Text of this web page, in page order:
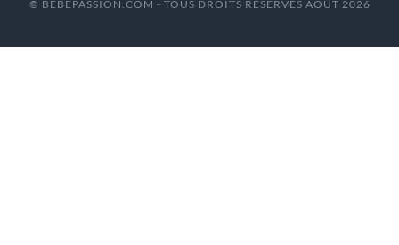
© BEBEPASSION.COM - TOUS DROITS RÉSERVÉS AOÛT 2026